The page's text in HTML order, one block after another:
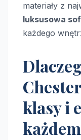
materiały z
luksusowa
każdego
klasy i